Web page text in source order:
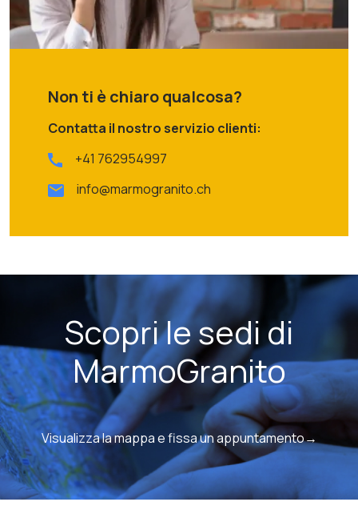
Non ti è chiaro qualcosa?
Contatta il nostro servizio clienti:
+41 762954997
info@marmogranito.ch
Scopri le sedi di
MarmoGranito
Visualizza la mappa e fissa un appuntamento→